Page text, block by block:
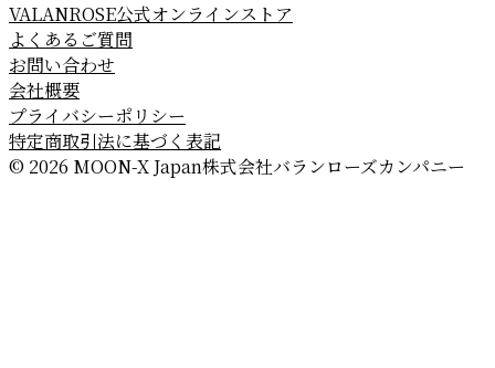
VALANROSE公式オンラインストア
よくあるご質問
お問い合わせ
会社概要
プライバシーポリシー
特定商取引法に基づく表記
© 2026 MOON-X Japan株式会社バランローズカンパニー